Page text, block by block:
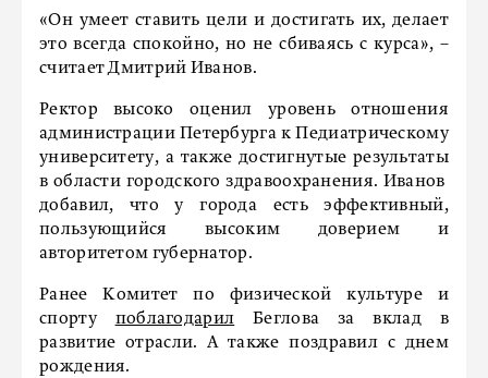
«Он умеет ставить цели и достигать их, делает
это всегда спокойно, но не сбиваясь с курса», –
считает Дмитрий Иванов.
Ректор высоко оценил уровень отношения
администрации Петербурга к Педиатрическому
университету, а также достигнутые результаты
в области городского здравоохранения. Иванов
добавил, что у города есть эффективный,
пользующийся высоким доверием и
авторитетом губернатор.
Ранее Комитет по физической культуре и
спорту поблагодарил Беглова за вклад в
развитие отрасли. А также поздравил с днем
рождения.